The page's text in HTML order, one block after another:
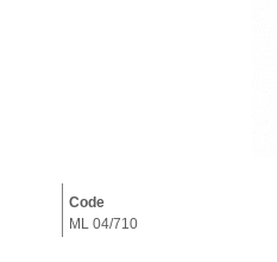
Code
ML 04/710